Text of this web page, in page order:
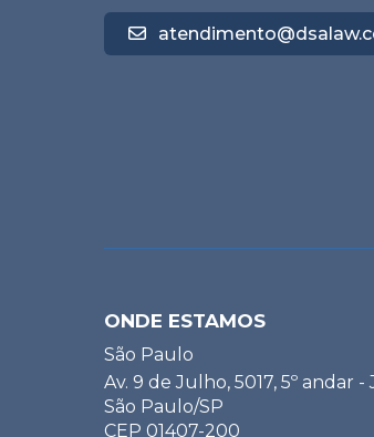
ONDE ESTAMOS
São Paulo
Av. 9 de Julho, 5017, 5º andar -
São Paulo/SP
CEP 01407-200